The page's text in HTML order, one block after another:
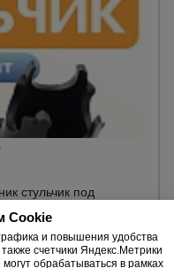
стульчик под
4 - 16 мм.
250 шт.
Cookie
и повышения удобства
счетчики Яндекс.Метрики
обрабатываться в рамках